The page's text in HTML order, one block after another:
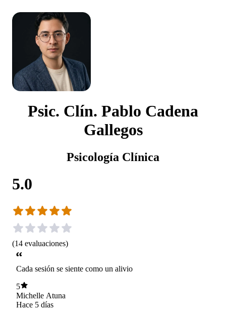
Psic. Clín. Pablo Cadena
Gallegos
Psicología Clínica
5.0
(14 evaluaciones)
Cada sesión se siente como un alivio
5
Michelle Atuna
Hace 5 días